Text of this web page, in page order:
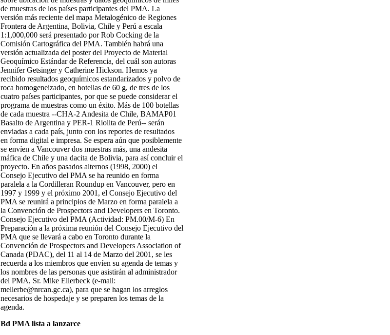
de muestras de los países participantes del PMA. La
versión más reciente del mapa Metalogénico de Regiones
Frontera de Argentina, Bolivia, Chile y Perú a escala
1:1,000,000 será presentado por Rob Cocking de la
Comisión Cartográfica del PMA. También habrá una
versión actualizada del poster del Proyecto de Material
Geoquímico Estándar de Referencia, del cuál son autoras
Jennifer Getsinger y Catherine Hickson. Hemos ya
recibido resultados geoquímicos estandarizados y polvo de
roca homogeneizado, en botellas de 60 g, de tres de los
cuatro países participantes, por que se puede considerar el
programa de muestras como un éxito. Más de 100 botellas
de cada muestra --CHA-2 Andesita de Chile, BAMAP01
Basalto de Argentina y PER-1 Riolita de Perú-- serán
enviadas a cada país, junto con los reportes de resultados
en forma digital e impresa. Se espera aún que posiblemente
se envíen a Vancouver dos muestras más, una andesita
máfica de Chile y una dacita de Bolivia, para así concluir el
proyecto. En años pasados alternos (1998, 2000) el
Consejo Ejecutivo del PMA se ha reunido en forma
paralela a la Cordilleran Roundup en Vancouver, pero en
1997 y 1999 y el próximo 2001, el Consejo Ejecutivo del
PMA se reunirá a principios de Marzo en forma paralela a
la Convención de Prospectors and Developers en Toronto.
Consejo Ejecutivo del PMA (Actividad: PM.00/M-6) En
Preparación a la próxima reunión del Consejo Ejecutivo del
PMA que se llevará a cabo en Toronto durante la
Convención de Prospectors and Developers Association of
Canada (PDAC), del 11 al 14 de Marzo del 2001, se les
recuerda a los miembros que envíen su agenda de temas y
los nombres de las personas que asistirán al administrador
del PMA, Sr. Mike Ellerbeck (e-mail:
mellerbe@nrcan.gc.ca), para que se hagan los arreglos
necesarios de hospedaje y se preparen los temas de la
agenda.
Bd PMA lista a lanzarce